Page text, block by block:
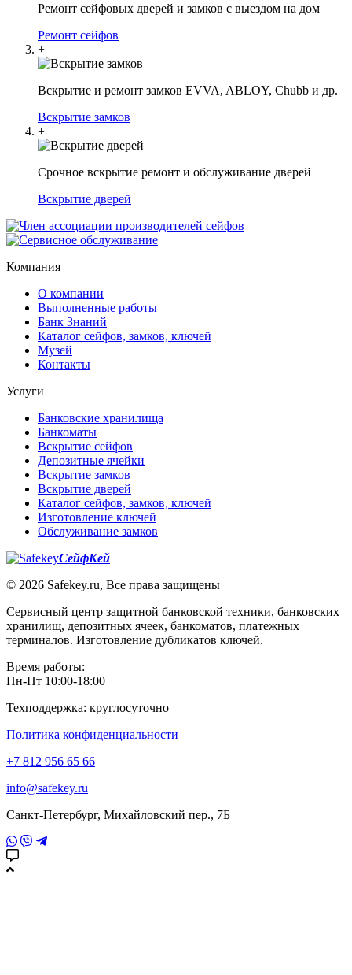
Ремонт сейфовых дверей и замков с выездом на дом
Ремонт сейфов
+
Вскрытие и ремонт замков EVVA, ABLOY, Chubb и др.
Вскрытие замков
+
Срочное вскрытие ремонт и обслуживание дверей
Вскрытие дверей
Компания
О компании
Выполненные работы
Банк Знаний
Каталог сейфов, замков, ключей
Музей
Контакты
Услуги
Банковские хранилища
Банкоматы
Вскрытие сейфов
Депозитные ячейки
Вскрытие замков
Вскрытие дверей
Каталог сейфов, замков, ключей
Изготовление ключей
Обслуживание замков
СейфКей
© 2026 Safekey.ru, Все права защищены
Сервисный центр защитной банковской техники, банковских
хранилищ, депозитных ячеек, банкоматов, платежных
терминалов. Изготовление дубликатов ключей.
Время работы:
Пн-Пт 10:00-18:00
Техподдержка: круглосуточно
Политика конфиденциальности
+7 812 956 65 66
info@safekey.ru
Санкт-Петербург, Михайловский пер., 7Б